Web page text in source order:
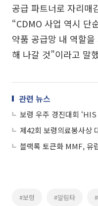
공급 파트너로 자리매
“CDMO 사업 역시 단
약품 공급망 내 역할
해 나갈 것”이라고 말
관련 뉴스
보령 우주 경진대회
제42회 보령의료봉사상
블랙록 토큰화 MMF, 유
#보령 #알림타